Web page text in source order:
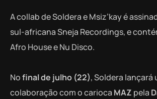
A collab de Soldera e Msiz’kay é
sul-africana Sneja Recordings, e
Afro House e Nu Disco.
Nofinal de julho (22), Soldera lançará
colaboração com o carioca MAZ pela